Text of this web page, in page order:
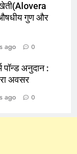
खेती(Alovera
गुण और
ago 0
पॉन्ड अनुदान :
अवसर
ago 0